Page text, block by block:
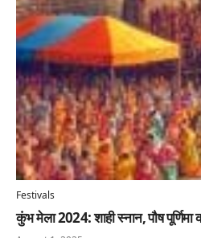
Festivals
कुंभ मेला 2024: शाही स्नान, पौष